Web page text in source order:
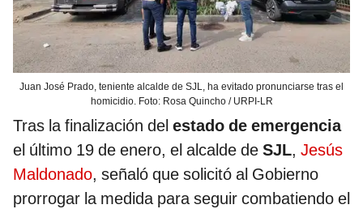
Juan José Prado, teniente alcalde de SJL, ha evitado pronunciarse tras el
homicidio. Foto: Rosa Quincho / URPI-LR
Tras la finalización del estado de emergencia
el último 19 de enero, el alcalde de SJL, Jesús
Maldonado, señaló que solicitó al Gobierno
prorrogar la medida para seguir combatiendo el